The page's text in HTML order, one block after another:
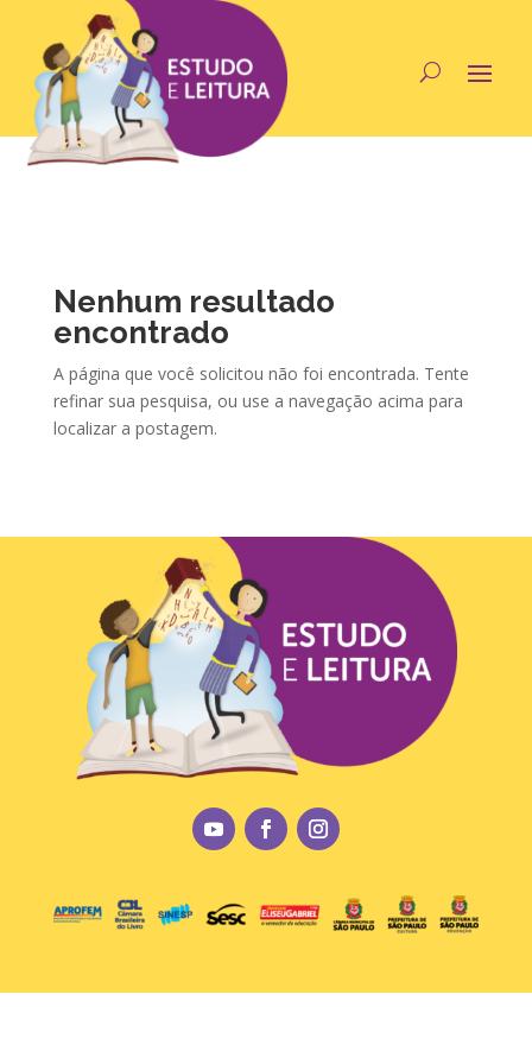
Nenhum resultado
encontrado
A página que você solicitou não foi encontrada. Tente
refinar sua pesquisa, ou use a navegação acima para
localizar a postagem.